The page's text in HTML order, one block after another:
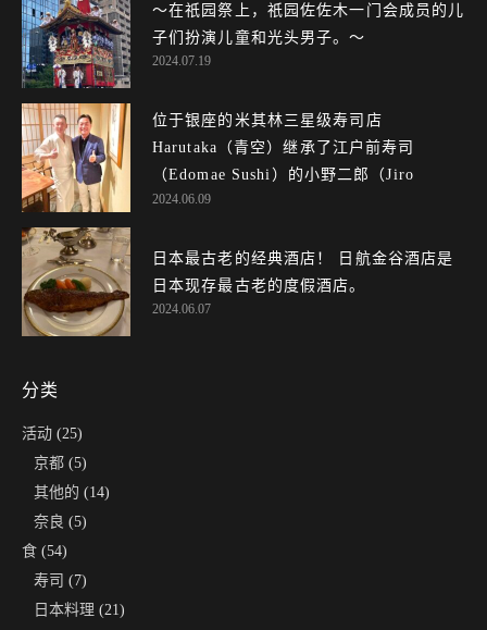
〜在祇园祭上，祇园佐佐木一门会成员的儿
子们扮演儿童和光头男子。～
2024.07.19
位于银座的米其林三星级寿司店
Harutaka（青空）继承了江户前寿司
（Edomae Sushi）的小野二郎（Jiro
Ono）的基因，令人赞不绝口！
2024.06.09
日本最古老的经典酒店！ 日航金谷酒店是
日本现存最古老的度假酒店。
2024.06.07
分类
活动 (25)
京都(5)
其他的 (14)
奈良 (5)
食 (54)
寿司 (7)
日本料理 (21)